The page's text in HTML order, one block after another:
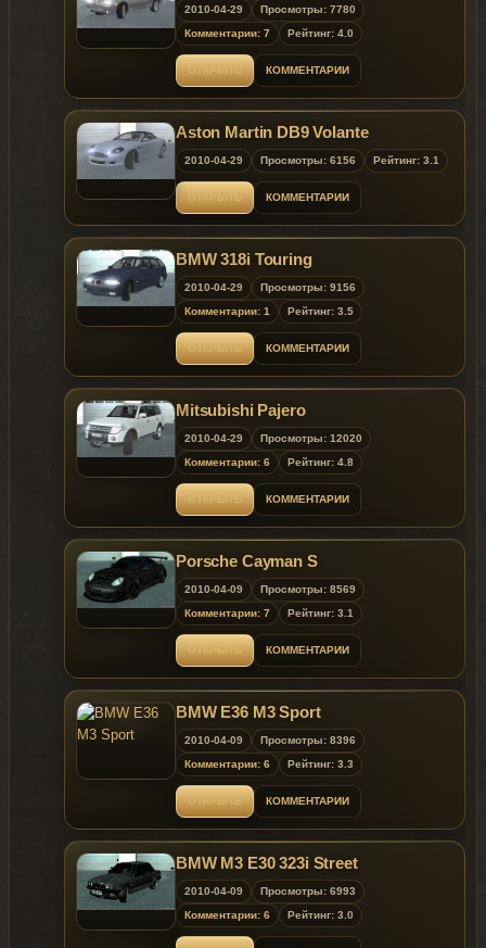
2010-04-29
Просмотры: 7780
Комментарии: 7
Рейтинг: 4.0
КОММЕНТАРИИ
Aston Martin DB9 Volante
2010-04-29 Просмотры: 6156 Рейтинг: 3.1
КОММЕНТАРИИ
BMW 318i Touring
2010-04-29
Просмотры: 9156
Комментарии: 1
Рейтинг: 3.5
КОММЕНТАРИИ
Mitsubishi Pajero
2010-04-29
Просмотры: 12020
Комментарии: 6
Рейтинг: 4.8
КОММЕНТАРИИ
Porsche Cayman S
2010-04-09
Просмотры: 8569
Комментарии: 7
Рейтинг: 3.1
КОММЕНТАРИИ
BMW E36 M3 Sport
2010-04-09
Просмотры: 8396
Комментарии: 6
Рейтинг: 3.3
КОММЕНТАРИИ
BMW M3 E30 323i Street
2010-04-09
Просмотры: 6993
Комментарии: 6
Рейтинг: 3.0